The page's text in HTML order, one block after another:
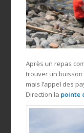
Après un repas
trouver un
mais l’appel des
Direction la pointe